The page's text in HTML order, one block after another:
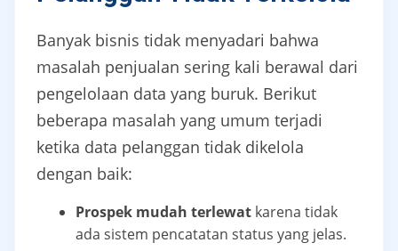
Banyak bisnis tidak menyadari bahwa
masalah penjualan sering kali berawal dari
pengelolaan data yang buruk. Berikut
beberapa masalah yang umum terjadi
ketika data pelanggan tidak dikelola
dengan baik:
Prospek mudah terlewat karena tidak
ada sistem pencatatan status yang jelas.